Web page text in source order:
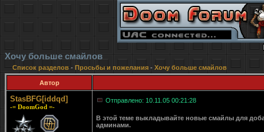
Хочу больше смайлов
Список разделов- Просьбы и пожелания - Хочу больше смайлов
Автор
StasBFG[iddqd]
-= DoomGod =-
Отправлено: 10.11.05 00:21:28
В этой теме выкладывайте новые смайлы для
админами.